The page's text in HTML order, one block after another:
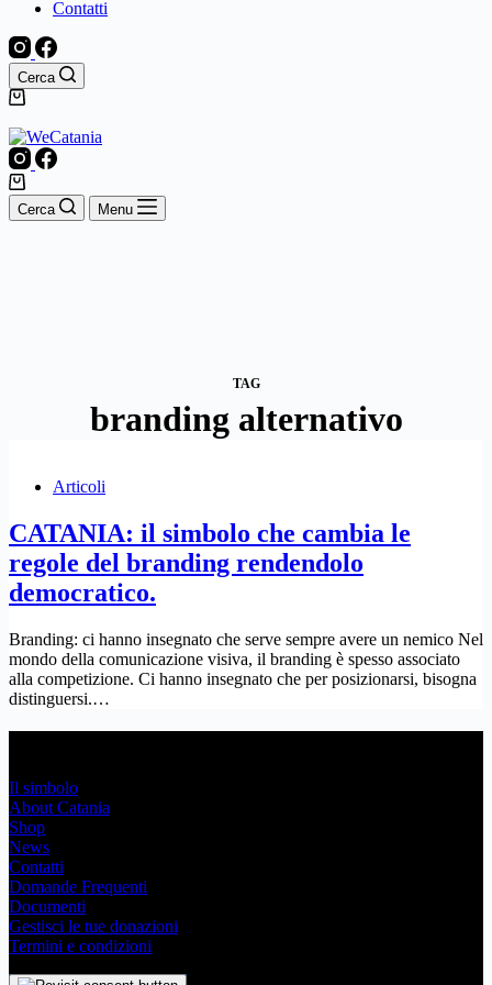
Contatti
Cerca
Carrello
Carrello
Cerca Menu
TAG
branding alternativo
Articoli
CATANIA: il simbolo che cambia le
regole del branding rendendolo
democratico.
Branding: ci hanno insegnato che serve sempre avere un nemico Nel
mondo della comunicazione visiva, il branding è spesso associato
alla competizione. Ci hanno insegnato che per posizionarsi, bisogna
distinguersi.…
Il simbolo
About Catania
Shop
News
Contatti
Domande Frequenti
Documenti
Gestisci le tue donazioni
Termini e condizioni